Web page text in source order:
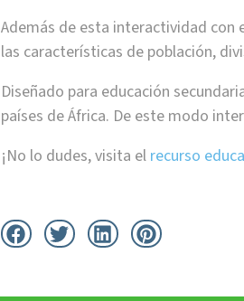
Además de esta interactividad
las características de población,
Diseñado para educación
países de África. De este modo
¡No lo dudes, visita el recurso